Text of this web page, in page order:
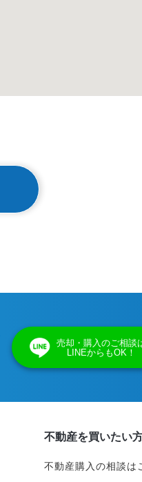
売却・購入のご相談
LINEからもOK！
不動産を買いたい
不動産購入の相談は